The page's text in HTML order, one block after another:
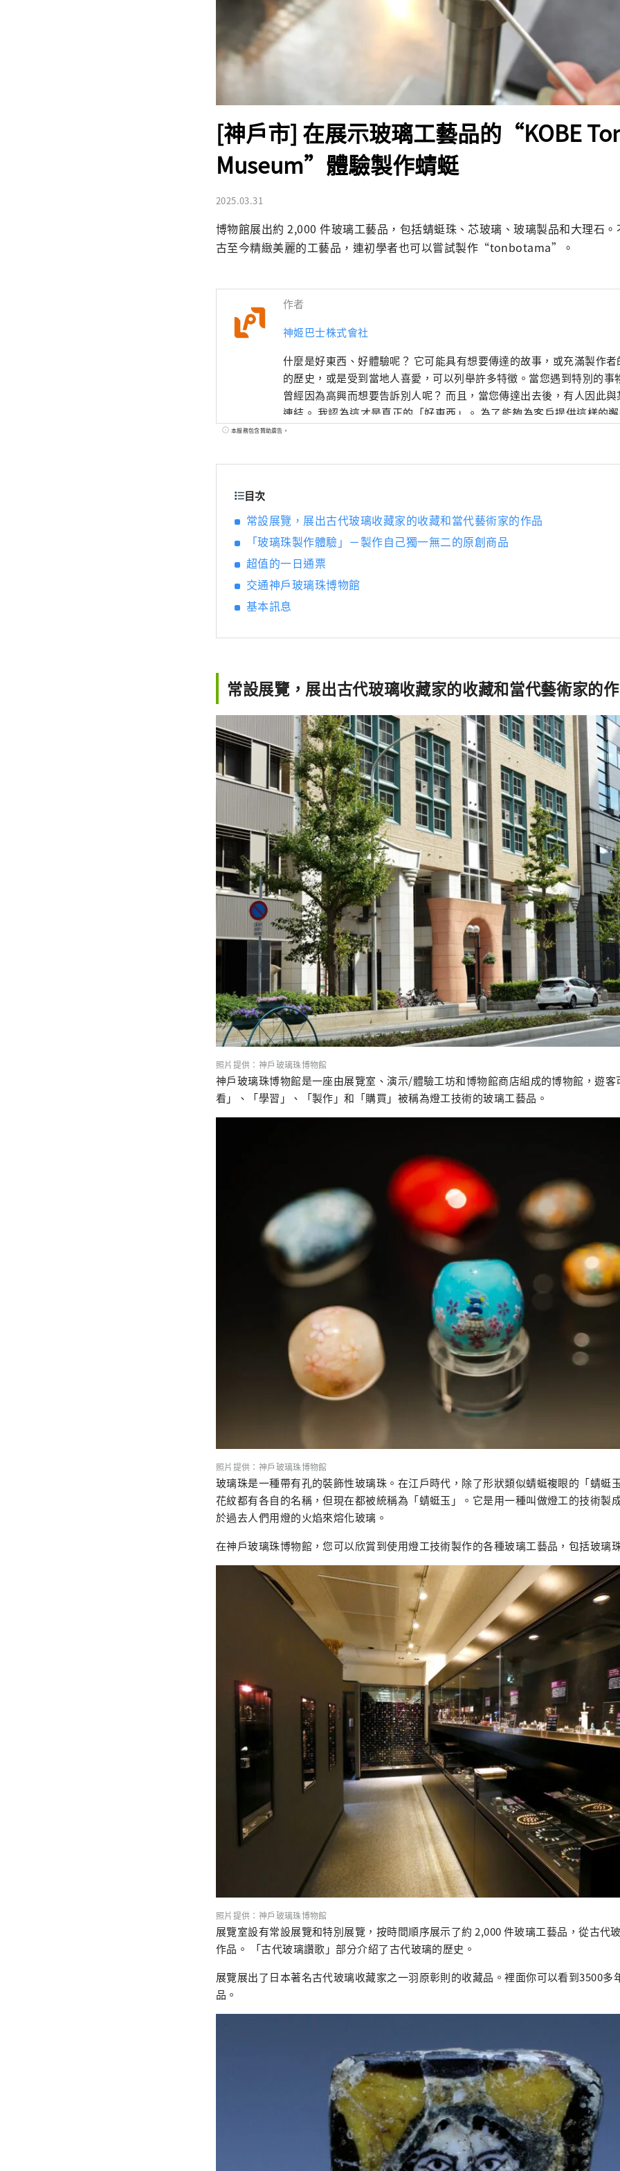
[神戶市] 在展示玻璃工藝品的“KOBE
Museum”體驗製作蜻蜓
2025.03.31
博物館展出約 2,000 件玻璃工藝品，包括蜻蜓珠、芯玻璃、玻璃製品和大理石
古至今精緻美麗的工藝品，連初學者也可以嘗試製作“tonbotama”。
作者
神姬巴士株式會社
什麼是好東西、好體驗呢？ 它可能具有想要傳達的故事，或充滿製作
的歷史，或是受到當地人喜愛，可以列舉許多特徵。當您遇到特別的事
曾經因為高興而想要告訴別人呢？ 而且，當您傳達出去後，有人因此
連結。 我認為這才是真正的「好東西」。 為了能夠為客戶提供這樣的
說、傳達、連結」為理念，發掘兵庫的好東西，並發布能讓客戶與兵庫
本服務包含贊助廣告。
目次
常設展覽，展出古代玻璃收藏家的收藏和當代藝術家的作品
「玻璃珠製作體驗」－製作自己獨一無二的原創商品
超值的一日通票
交通神戶玻璃珠博物館
基本訊息
常設展覽，展出古代玻璃收藏家的收藏和當代藝術家的
照片提供：神戶玻璃珠博物館
神戶玻璃珠博物館是一座由展覽室、演示/體驗工坊和博物館商店組成的博物館，遊客
看」、「學習」、「製作」和「購買」被稱為燈工技術的玻璃工藝品。
照片提供：神戶玻璃珠博物館
玻璃珠是一種帶有孔的裝飾性玻璃珠。在江戶時代，除了形狀類似蜻蜓複眼的「蜻蜓
花紋都有各自的名稱，但現在都被統稱為「蜻蜓玉」。它是用一種叫做燈工的技術製
於過去人們用燈的火焰來熔化玻璃。
在神戶玻璃珠博物館，您可以欣賞到使用燈工技術製作的各種玻璃工藝品，包括玻璃
照片提供：神戶玻璃珠博物館
展覽室設有常設展覽和特別展覽，按時間順序展示了約 2,000 件玻璃工藝品，從古代
作品。 「古代玻璃讚歌」部分介紹了古代玻璃的歷史。
展覽展出了日本著名古代玻璃收藏家之一羽原彰則的收藏品。裡面你可以看到3500多
品。